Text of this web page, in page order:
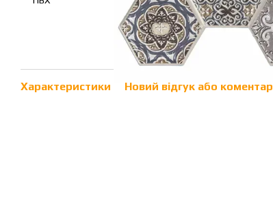
Характеристики Новий відгук або коментар